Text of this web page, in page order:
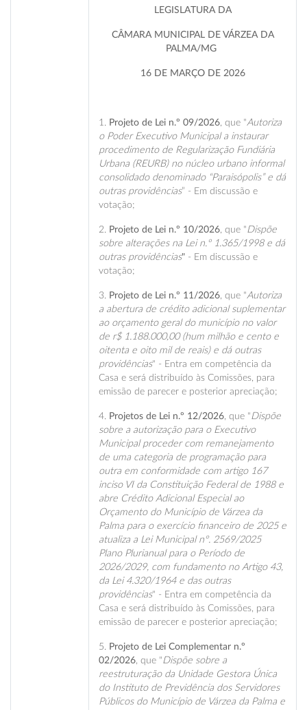
LEGISLATURA DA
CÂMARA MUNICIPAL DE VÁRZEA DA
PALMA/MG
16 DE MARÇO DE 2026
1. Projeto de Lei n.º 09/2026, que "Autoriza
o Poder Executivo Municipal a instaurar
procedimento de Regularização Fundiária
Urbana (REURB) no núcleo urbano informal
consolidado denominado “Paraisópolis” e dá
outras providências” - Em discussão e
votação;
2. Projeto de Lei n.º 10/2026, que "Dispõe
sobre alterações na Lei n.º 1.365/1998 e dá
outras providências" - Em discussão e
votação;
3. Projeto de Lei n.º 11/2026, que "Autoriza
a abertura de crédito adicional suplementar
ao orçamento geral do município no valor
de r$ 1.188.000,00 (hum milhão e cento e
oitenta e oito mil de reais) e dá outras
providências" - Entra em competência da
Casa e será distribuído às Comissões, para
emissão de parecer e posterior apreciação;
4. Projetos de Lei n.º 12/2026, que "Dispõe
sobre a autorização para o Executivo
Municipal proceder com remanejamento
de uma categoria de programação para
outra em conformidade com artigo 167
inciso VI da Constituição Federal de 1988 e
abre Crédito Adicional Especial ao
Orçamento do Município de Várzea da
Palma para o exercício financeiro de 2025 e
atualiza a Lei Municipal n°. 2569/2025
Plano Plurianual para o Período de
2026/2029, com fundamento no Artigo 43,
da Lei 4.320/1964 e das outras
providências" - Entra em competência da
Casa e será distribuído às Comissões, para
emissão de parecer e posterior apreciação;
5. Projeto de Lei Complementar n.º
02/2026, que "Dispõe sobre a
reestruturação da Unidade Gestora Única
do Instituto de Previdência dos Servidores
Públicos do Município de Várzea da Palma e